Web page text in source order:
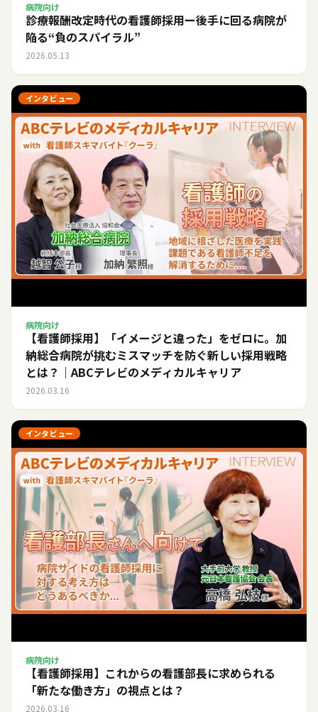
病院向け
診療報酬改定時代の看護師採用ー後手に回る病院が
陥る“負のスパイラル”
2026.05.13
インタビュー
病院向け
【看護師採用】「イメージと違った」をゼロに。加
納総合病院が挑むミスマッチを防ぐ新しい採用戦略
とは？｜ABCテレビのメディカルキャリア
2026.03.16
インタビュー
病院向け
【看護師採用】これからの看護部長に求められる
「新たな働き方」の視点とは？
2026.03.16